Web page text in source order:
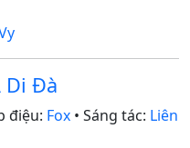
Di Đà
điệu: Fox • Sáng tác: Liên